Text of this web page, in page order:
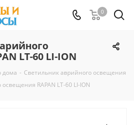
0
LT-60 LI-ION
дома - Светильник аврийного освещения
RAPAN LT-60 LI-ION